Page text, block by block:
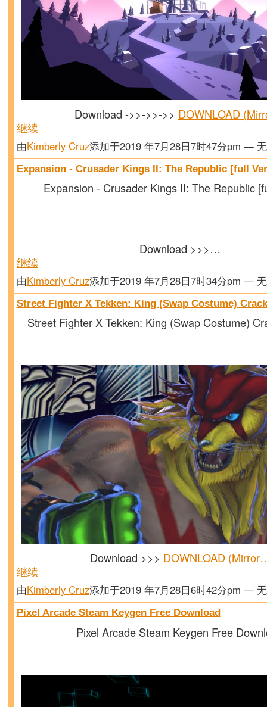
Download ->>->>->> DOWNLOAD
继续
由Kimberly Cruz添加于2019 年7月28日7时47分pm —
Expansion - Crusader Kings II: The Republic [full
Expansion - Crusader Kings II: The Republic
Download >>>…
继续
由Kimberly Cruz添加于2019 年7月28日7时34分pm —
Street Fighter X Tekken: King (Swap Costume)
Street Fighter X Tekken: King (Swap Costume)
Download >>> DOWNLOAD
继续
由Kimberly Cruz添加于2019 年7月28日6时42分pm —
Pixel Arcade Steam Keygen Free Download
Pixel Arcade Steam Keygen Free